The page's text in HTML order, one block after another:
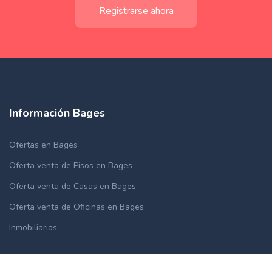
Registrarse ahora
Información Bages
Ofertas en Bages
Oferta venta de Pisos en Bages
Oferta venta de Casas en Bages
Oferta venta de Oficinas en Bages
Inmobiliarias